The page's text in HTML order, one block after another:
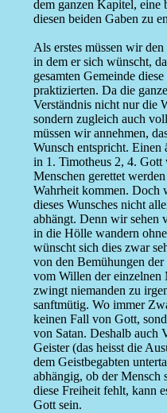
dem ganzen Kapitel, eine
diesen beiden Gaben zu
Als erstes müssen wir
in dem er sich wünscht,
gesamten Gemeinde
praktizierten. Da die
Verständnis nicht nur die
sondern zugleich auch
müssen wir annehmen,
Wunsch entspricht.
in 1. Timotheus 2, 4. Gott
Menschen gerettet
Wahrheit kommen. Doch
dieses Wunsches nicht
abhängt. Denn wir sehen
in die Hölle wandern
wünscht sich dies zwar
von den Bemühungen der
vom Willen der einzelnen
zwingt niemanden zu
sanftmütig. Wo immer
keinen Fall von Gott,
von Satan. Deshalb auch
Geister (das heisst die
dem Geistbegabten
abhängig, ob der Mensch
diese Freiheit fehlt, kann
Gott sein.